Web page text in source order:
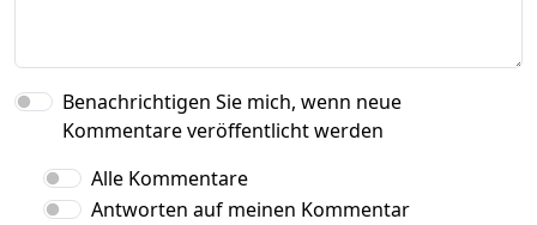
Benachrichtigen Sie mich, wenn neue
Kommentare veröffentlicht werden
Alle Kommentare
Antworten auf meinen Kommentar